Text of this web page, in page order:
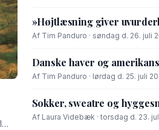
»Højtlæsning giver
Af Tim Panduro · søndag d. 26. juli
Danske haver og
Af Tim Panduro · lørdag d. 25. juli
Sokker, sweatre og
Af Laura Videbæk · torsdag d. 23.